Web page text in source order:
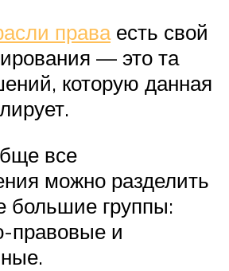
праваесть свой
— это та
которую данная
все
можно разделить
большие группы:
правовые и